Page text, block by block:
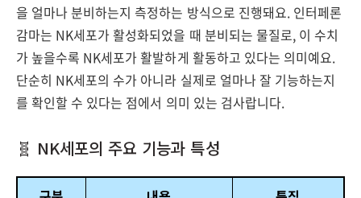
을 얼마나 분비하는지 측정하는 방식으로 진행돼요. 인터페론
감마는 NK세포가 활성화되었을 때 분비되는 물질로, 이 수치
가 높을수록 NK세포가 활발하게 활동하고 있다는 의미예요.
단순히 NK세포의 수가 아니라 실제로 얼마나 잘 기능하는지
를 확인할 수 있다는 점에서 의미 있는 검사랍니다.
🧬 NK세포의 주요 기능과 특성